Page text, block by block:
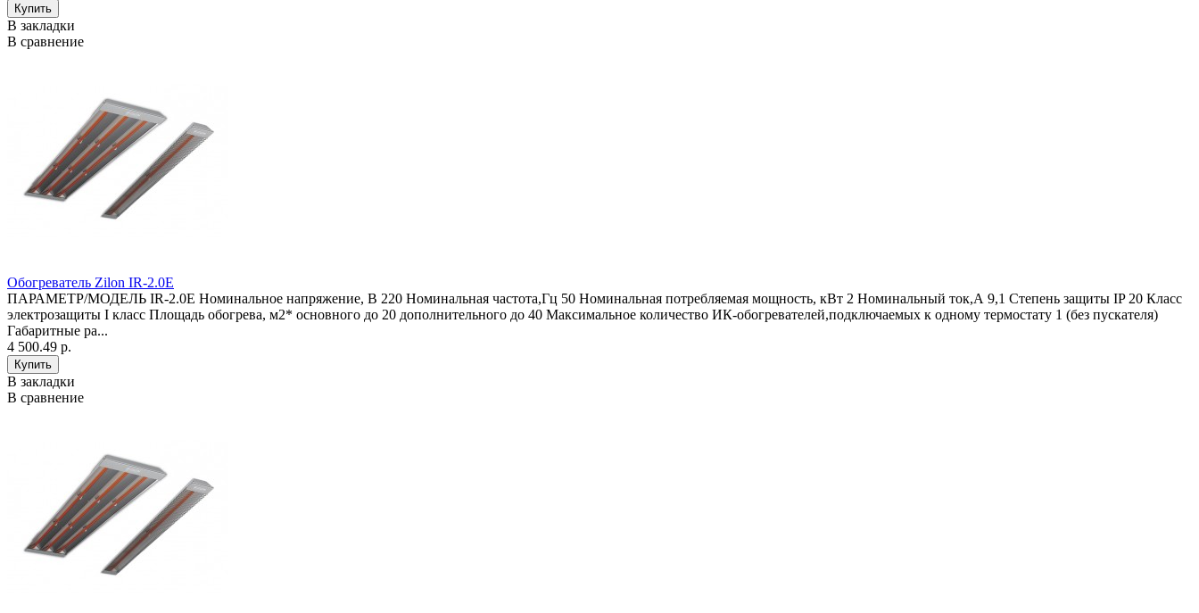
В закладки
В сравнение
Обогреватель Zilon IR-2.0E
ПАРАМЕТР/МОДЕЛЬ IR-2.0E Номинальное напряжение, В 220 Номинальная частота,Гц 50 Номинальная потребляемая мощность, кВт 2 Номинальный ток,А 9,1 Степень защиты IP 20 Класс
электрозащиты I класс Площадь обогрева, м2* основного до 20 дополнительного до 40 Максимальное количество ИК-обогревателей,подключаемых к одному термостату 1 (без пускателя)
Габаритные ра...
4 500.49 р.
В закладки
В сравнение